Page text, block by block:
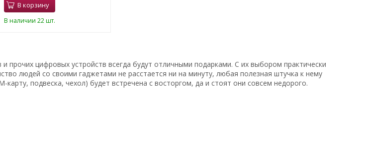
В корзину
В наличии 22 шт.
прочих цифровых устройств всегда будут отличными подарками. С их выбором практически
людей со своими гаджетами не расстается ни на минуту, любая полезная штучка к нему
карту, подвеска, чехол) будет встречена с восторгом, да и стоят они совсем недорого.